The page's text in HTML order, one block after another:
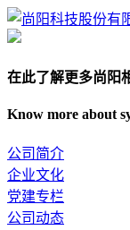
在此了解更多尚阳
Know more about
公司简介
企业文化
党建专栏
公司动态